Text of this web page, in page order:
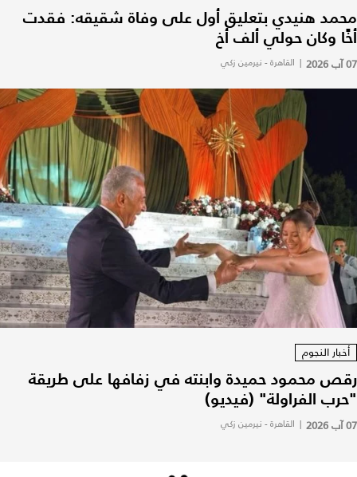
محمد هنيدي بتعليق أول على وفاة شقيقه: فقدت
أخًا وكان حولي ألف أخ
07 آب 2026 | القاهرة - نيرمين زكي
أخبار النجوم
رقص محمود حميدة وابنته في زفافها على طريقة
"حرب الفراولة" (فيديو)
07 آب 2026 | القاهرة - نيرمين زكي